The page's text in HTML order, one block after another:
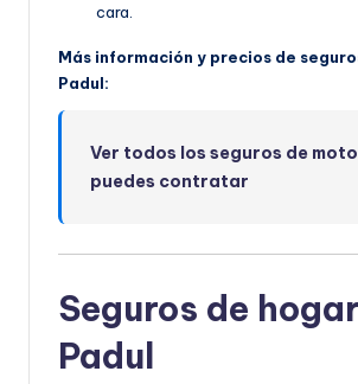
cara.
Más información y precios de
Padul:
Ver todos los seguros de
puedes contratar
Seguros de
Padul